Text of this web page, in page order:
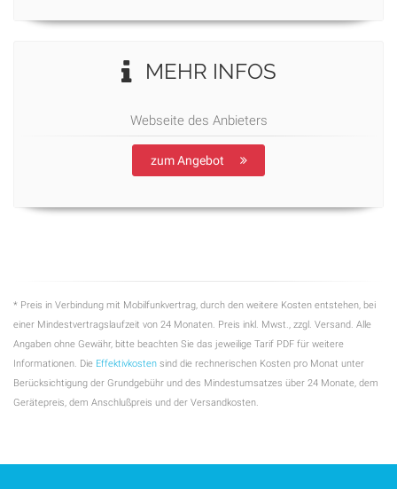
MEHR INFOS
Webseite des Anbieters
zum Angebot
* Preis in Verbindung mit Mobilfunkvertrag, durch den weitere Kosten entstehen, bei
einer Mindestvertragslaufzeit von 24 Monaten. Preis inkl. Mwst., zzgl. Versand. Alle
Angaben ohne Gewähr, bitte beachten Sie das jeweilige Tarif PDF für weitere
Informationen. Die Effektivkosten sind die rechnerischen Kosten pro Monat unter
Berücksichtigung der Grundgebühr und des Mindestumsatzes über 24 Monate, dem
Gerätepreis, dem Anschlußpreis und der Versandkosten.